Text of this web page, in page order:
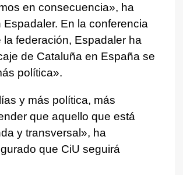
en consecuencia», ha
Espadaler. En la conferencia
federación, Espadaler ha
de Cataluña en España se
política».
y más política, más
que aquello que está
y transversal», ha
que CiU seguirá